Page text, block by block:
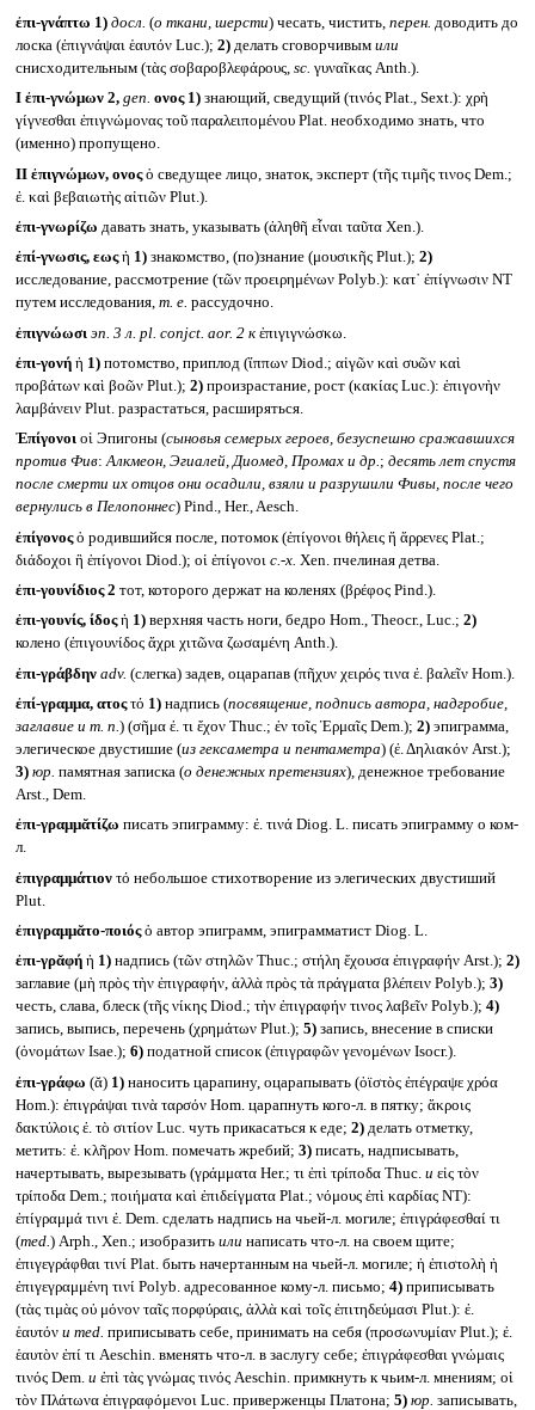
ἐπι-γνάπτω 1) досл. (о ткани, шерсти) чесать, чистить, перен. доводить до
лоска (ἐπιγνάψαι ἑαυτόν Luc.); 2)делать сговорчивым или
снисходительным (τὰς σοβαροβλεφάρους, sc. γυναῖκας Anth.).
I ἐπι-γνώμων 2, gen. ονος 1)знающий, сведущий (τινός Plat., Sext.): χρὴ
γίγνεσθαι ἐπιγνώμονας τοῦ παραλειπομένου Plat. необходимо знать, что
(именно) пропущено.
II ἐπιγνώμων, ονοςὁ сведущее лицо, знаток, эксперт (τῆς τιμῆς τινος Dem.;
ἐ. καὶ βεβαιωτὴς αἰτιῶν Plut.).
ἐπι-γνωρίζω давать знать, указывать (ἀληθῆ εἶναι ταῦτα Xen.).
ἐπί-γνωσις, εωςἡ 1)знакомство, (по)знание (μουσικῆς Plut.); 2)
исследование, рассмотрение (τῶν προειρημένων Polyb.): κατ᾽ ἐπίγνωσιν NT
путем исследования, т. е. рассудочно.
ἐπιγνώωσι эп. 3 л. pl. conjct. aor. 2 кἐπιγιγνώσκω.
ἐπι-γονή ἡ 1)потомство, приплод (ἵππων Diod.; αἰγῶν καὶ συῶν καὶ
προβάτων καὶ βοῶν Plut.); 2)произрастание, рост (κακίας Luc.): ἐπιγονὴν
λαμβάνειν Plut. разрастаться, расширяться.
Ἐπίγονοι οἱ Эпигоны (сыновья семерых героев, безуспешно сражавшихся
против Фив:Алкмеон, Эгиалей, Диомед, Промах и др.; десять лет спустя
после смерти их отцов они осадили, взяли и разрушили Фивы, после чего
вернулись в Пелопоннес) Pind., Her., Aesch.
ἐπίγονοςὁ родившийся после, потомок (ἐπίγονοι θήλεις ἤ ἄρρενες Plat.;
διάδοχοι ἢ ἐπίγονοι Diod.); οἱ ἐπίγονοι с.-х. Xen. пчелиная детва.
ἐπι-γουνίδιος 2 тот, которого держат на коленях (βρέφος Pind.).
ἐπι-γουνίς, ίδοςἡ 1)верхняя часть ноги, бедро Hom., Theocr., Luc.; 2)
колено (ἐπιγουνίδος ἄχρι χιτῶνα ζωσαμένη Anth.).
ἐπι-γράβδην adv. (слегка) задев, оцарапав (πῆχυν χειρός τινα ἐ. βαλεῖν Hom.).
ἐπί-γραμμα, ατοςτό 1)надпись (посвящение, подпись автора, надгробие,
заглавие и т. п.) (σῆμα ἐ. τι ἔχον Thuc.; ἐν τοῖς Ἑρμαῖς Dem.); 2)эпиграмма,
элегическое двустишие (из гексаметра и пентаметра) (ἐ. Δηλιακόν Arst.);
3) юр. памятная записка (о денежных претензиях),денежное требование
Arst., Dem.
ἐπι-γραμμᾰτίζω писать эпиграмму: ἐ. τινά Diog. L. писать эпиграмму о ком-
л.
ἐπιγραμμάτιον τό небольшое стихотворение из элегических двустиший
Plut.
ἐπιγραμμᾰτο-ποιόςὁ автор эпиграмм, эпиграмматист Diog. L.
ἐπι-γρᾰφή ἡ 1)надпись (τῶν στηλῶν Thuc.; στήλη ἔχουσα ἐπιγραφήν Arst.); 2)
заглавие (μὴ πρὸς τὴν ἐπιγραφήν, ἀλλὰ πρὸς τὰ πράγματα βλέπειν Polyb.); 3)
честь, слава, блеск (τῆς νίκης Diod.; τὴν ἐπιγραφήν τινος λαβεῖν Polyb.); 4)
запись, выпись, перечень (χρημάτων Plut.); 5)запись, внесение в списки
(ὀνομάτων Isae.); 6)податной список (ἐπιγραφῶν γενομένων Isocr.).
ἐπι-γράφω (ᾰ) 1)наносить царапину, оцарапывать (ὀϊστὸς ἐπέγραψε χρόα
Hom.): ἐπιγράψαι τινὰ ταρσόν Hom. царапнуть кого-л. в пятку; ἄκροις
δακτύλοις ἐ. τὸ σιτίον Luc. чуть прикасаться к еде; 2)делать отметку,
метить: ἐ. κλῆρον Hom. помечать жребий; 3)писать, надписывать,
начертывать, вырезывать (γράμματα Her.; τι ἐπὶ τρίποδα Thuc. и εἰς τὸν
τρίποδα Dem.; ποιήματα καὶ ἐπιδείγματα Plat.; νόμους ἐπὶ καρδίας NT):
ἐπίγραμμά τινι ἐ. Dem. сделать надпись на чьей-л. могиле; ἐπιγράφεσθαί τι
(med. ) Arph., Xen.; изобразить или написать что-л. на своем щите;
ἐπιγεγράφθαι τινί Plat. быть начертанным на чьей-л. могиле; ἡ ἐπιστολὴ ἡ
ἐπιγεγραμμένη τινί Polyb. адресованное кому-л. письмо; 4)приписывать
(τὰς τιμὰς οὐ μόνον ταῖς πορφύραις, ἀλλὰ καὶ τοῖς ἐπιτηδεύμασι Plut.): ἐ.
ἑαυτόν и med. приписывать себе, принимать на себя (προσωνυμίαν Plut.); ἐ.
ἑαυτὸν ἐπί τι Aeschin. вменять что-л. в заслугу себе; ἐπιγράφεσθαι γνώμαις
τινός Dem. и ἐπὶ τὰς γνώμας τινός Aeschin. примкнуть к чьим-л. мнениям; οἱ
τὸν Πλάτωνα ἐπιγραφόμενοι Luc. приверженцы Платона; 5) юр. записывать,